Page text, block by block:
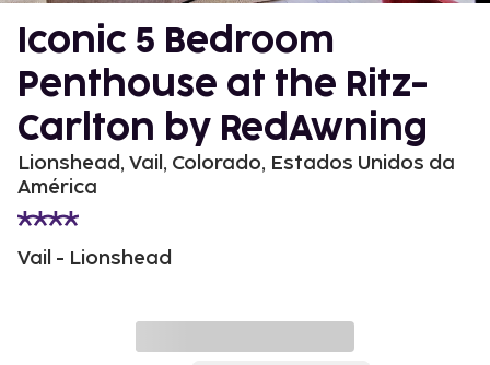
Iconic 5 Bedroom
Penthouse at the Ritz-
Carlton by RedAwning
Lionshead, Vail, Colorado, Estados Unidos da
América
Vail - Lionshead